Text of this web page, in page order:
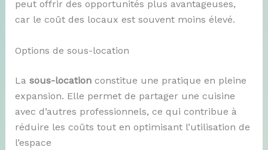
peut offrir des opportunités plus avantageuses,
car le coût des locaux est souvent moins élevé.
Options de sous-location
La sous-locationconstitue une pratique en pleine
expansion. Elle permet de partager une cuisine
avec d’autres professionnels, ce qui contribue à
réduire les coûts tout en optimisant l’utilisation de
l’espace